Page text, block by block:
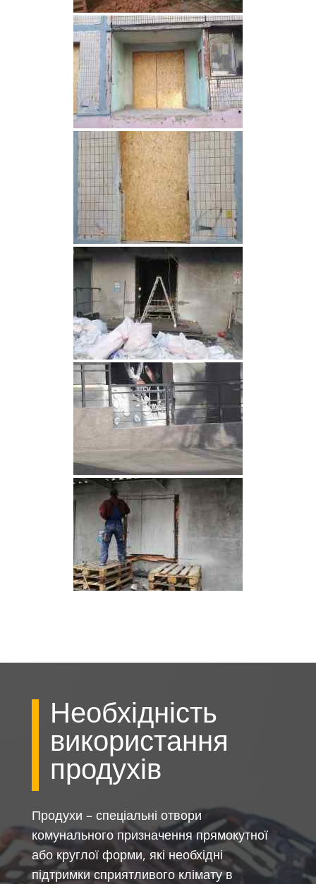
Необхідність
використання
продухів
Продухи – спеціальні отвори
комунального призначення прямокутної
або круглої форми, які необхідні
підтримки сприятливого клімату в